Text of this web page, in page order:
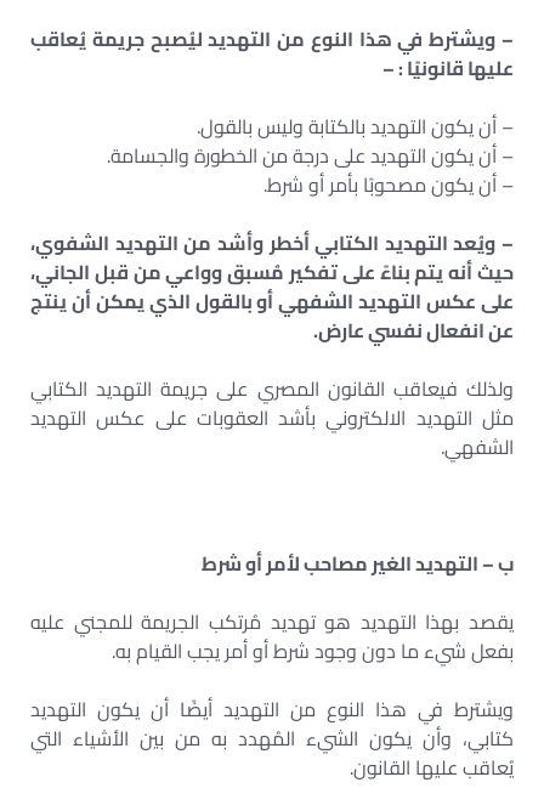
– ويشترط في هذا النوع من التهديد ليُصبح جريمة يُعاقب
عليها قانونيًا : –
– أن يكون التهديد بالكتابة وليس بالقول.
– أن يكون التهديد على درجة من الخطورة والجسامة.
– أن يكون مصحوبًا بأمر أو شرط.
– ويُعد التهديد الكتابي أخطر وأشد من التهديد الشفوي،
حيث أنه يتم بناءً على تفكير مُسبق وواعي من قبل الجاني،
على عكس التهديد الشفهي أو بالقول الذي يمكن أن ينتج
عن انفعال نفسي عارض.
ولذلك فيعاقب القانون المصري على جريمة التهديد الكتابي
مثل التهديد الالكتروني بأشد العقوبات على عكس التهديد
الشفهي.
ب – التهديد الغير مصاحب لأمر أو شرط
يقصد بهذا التهديد هو تهديد مُرتكب الجريمة للمجني عليه
بفعل شيء ما دون وجود شرط أو أمر يجب القيام به.
ويشترط في هذا النوع من التهديد أيضًا أن يكون التهديد
كتابي، وأن يكون الشيء المُهدد به من بين الأشياء التي
يُعاقب عليها القانون.